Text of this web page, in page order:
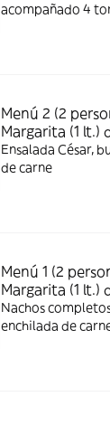
acompañado 4
mini helados
Menú 2 (2
Margarita (1 lt.)
Ensalada César,
de carne
Menú 1 (2
Margarita (1 lt.)
Nachos
enchilada de